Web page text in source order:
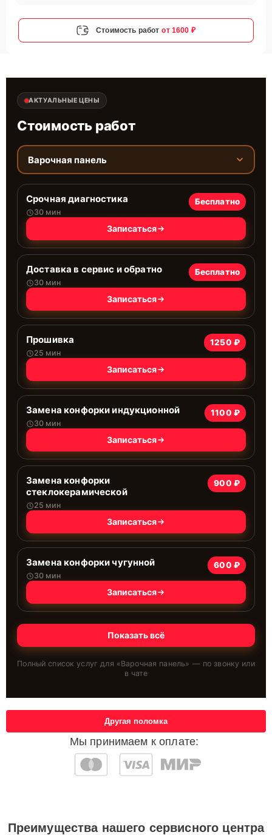
Стоимость работ от 1600 ₽
АКТУАЛЬНЫЕ ЦЕНЫ
Стоимость работ
Варочная панель
Срочная диагностика
30 мин
Бесплатно
Записаться
Доставка в сервис и обратно
30 мин
Бесплатно
Записаться
Прошивка
25 мин
1250 ₽
Записаться
Замена конфорки индукционной
30 мин
1100 ₽
Записаться
Замена конфорки
стеклокерамической
25 мин
900 ₽
Записаться
Замена конфорки чугунной
30 мин
600 ₽
Записаться
Показать всё
Полный список услуг для «Варочная панель» — по звонку или
в чате
Мы принимаем к оплате:
Другая поломка
Преимущества нашего сервисного центра